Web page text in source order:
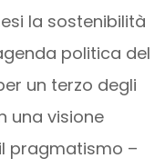
la sostenibilità
politica del
un terzo degli
una visione
pragmatismo –